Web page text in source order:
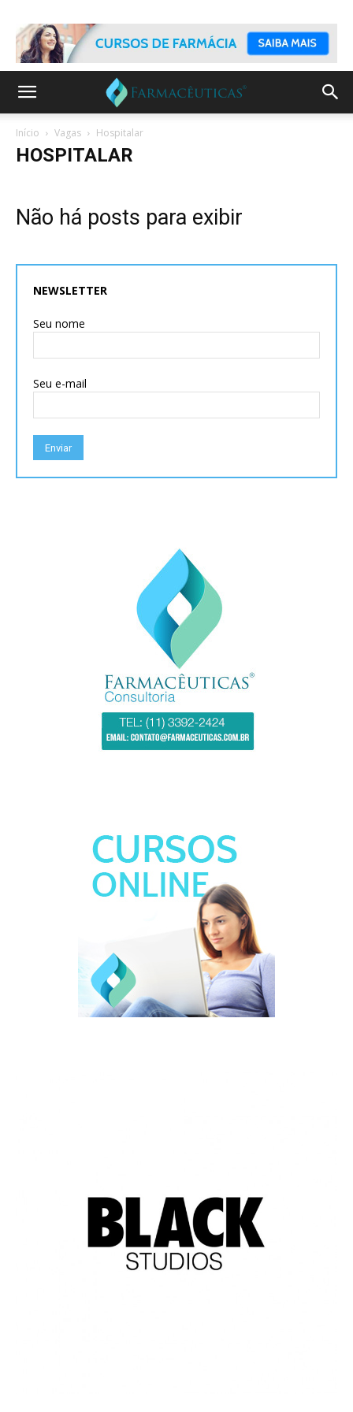
Início Vagas Hospitalar
HOSPITALAR
Não há posts para exibir
NEWSLETTER
Seu nome
Seu e-mail